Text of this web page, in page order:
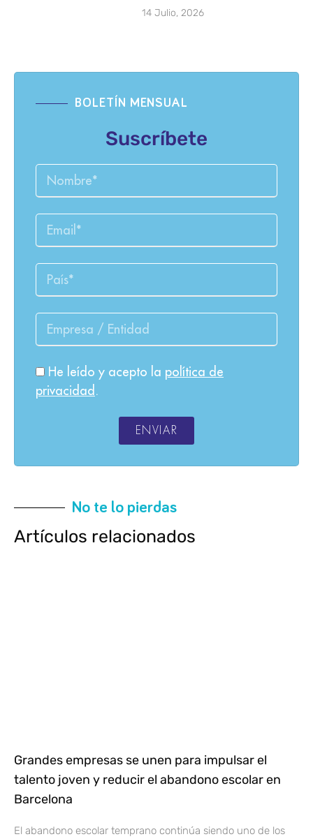
14 Julio, 2026
BOLETÍN MENSUAL
Suscríbete
He leído y acepto la política de
privacidad .
ENVIAR
No te lo pierdas
Artículos relacionados
Grandes empresas se unen para impulsar el
talento joven y reducir el abandono escolar en
Barcelona
El abandono escolar temprano continúa siendo uno de los